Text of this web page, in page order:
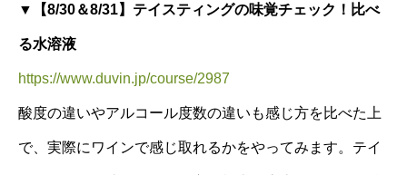
▼【8/30＆8/31】テイスティングの味覚チェック！比べ
る水溶液
https://www.duvin.jp/course/2987
酸度の違いやアルコール度数の違いも感じ方を比べた上
で、実際にワインで感じ取れるかをやってみます。テイ